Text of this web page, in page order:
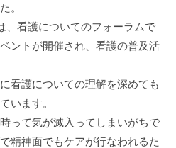
。
、看護についてのフォーラムで
ントが開催され、看護の普及活
看護についての理解を深めても
います。
って気が滅⼊ってしまいがちで
精神⾯でもケアが⾏なわれるた